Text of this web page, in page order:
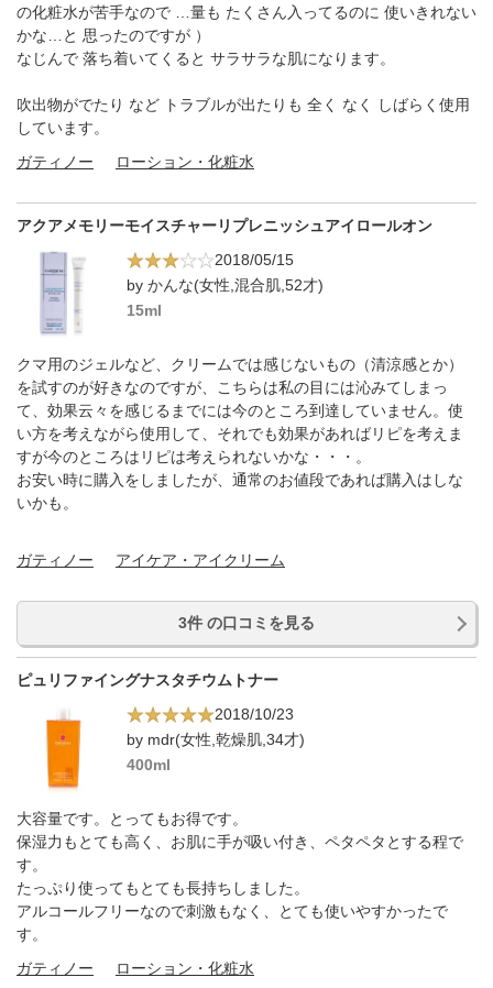
の化粧水が苦手なので …量も たくさん入ってるのに 使いきれない
かな…と 思ったのですが ）
なじんで 落ち着いてくると サラサラな肌になります。
吹出物がでたり など トラブルが出たりも 全く なく しばらく使用
しています。
ガティノー
ローション・化粧水
アクアメモリーモイスチャーリプレニッシュアイロールオン
2018/05/15
by かんな(女性,混合肌,52才)
15ml
クマ用のジェルなど、クリームでは感じないもの（清涼感とか）
を試すのが好きなのですが、こちらは私の目には沁みてしまっ
て、効果云々を感じるまでには今のところ到達していません。使
い方を考えながら使用して、それでも効果があればリピを考えま
すが今のところはリピは考えられないかな・・・。
お安い時に購入をしましたが、通常のお値段であれば購入はしな
いかも。
ガティノー アイケア・アイクリーム
3件 の口コミを見る
ピュリファイングナスタチウムトナー
2018/10/23
by mdr(女性,乾燥肌,34才)
400ml
大容量です。とってもお得です。
保湿力もとても高く、お肌に手が吸い付き、ペタペタとする程で
す。
たっぷり使ってもとても長持ちしました。
アルコールフリーなので刺激もなく、とても使いやすかったで
す。
ガティノー
ローション・化粧水